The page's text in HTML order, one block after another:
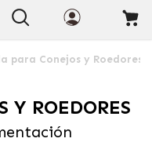
para Conejos y Roedores
Y ROEDORES